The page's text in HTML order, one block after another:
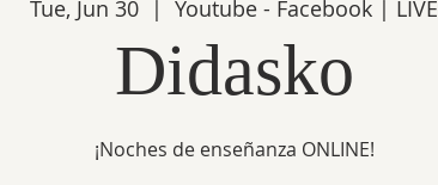
Tue, Jun 30
  |
Youtube - Facebook | LIVE
Didasko
¡Noches de enseñanza ONLINE!